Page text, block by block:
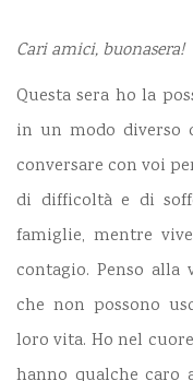
Cari amici, buonasera!
Questa sera ho la
in un modo diverso
conversare con voi
di difficoltà e di
famiglie, mentre
contagio. Penso
che non possono
loro vita. Ho nel
hanno qualche caro